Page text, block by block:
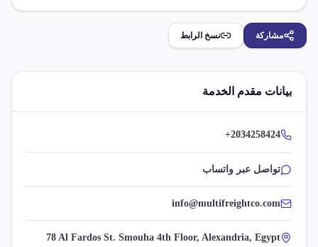
مشاركة نسخ الرابط
بيانات مقدم الخدمة
+2034258424
تواصل عبر واتساب
info@multifreightco.com
78 Al Fardos St. Smouha 4th Floor, Alexandria, Egypt